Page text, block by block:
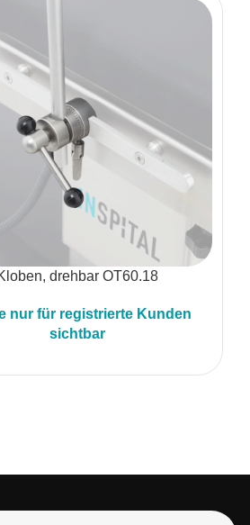
drehbar OT60.18
nur für registrierte Kunden
sichtbar